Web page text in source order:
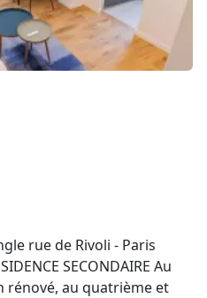
rue de Rivoli - Paris
SECONDAIRE Au
rénové, au quatrième et